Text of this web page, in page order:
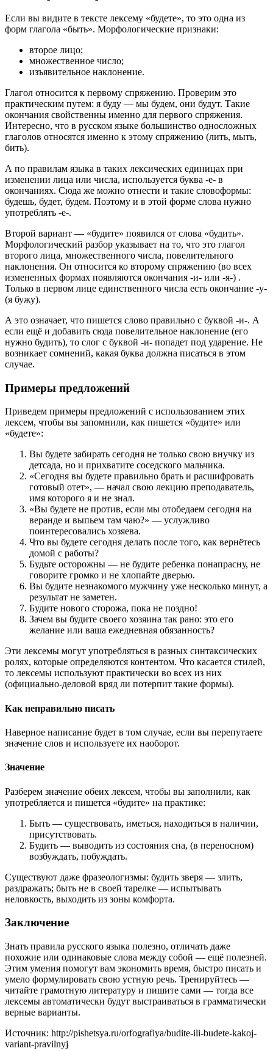
Если вы видите в тексте лексему «будете», то это одна из
форм глагола «быть». Морфологические признаки:
второе лицо;
множественное число;
изъявительное наклонение.
Глагол относится к первому спряжению. Проверим это
практическим путем: я буду — мы будем, они будут. Такие
окончания свойственны именно для первого спряжения.
Интересно, что в русском языке большинство односложных
глаголов относятся именно к этому спряжению (лить, мыть,
бить).
А по правилам языка в таких лексических единицах при
изменении лица или числа, используется буква -е- в
окончаниях. Сюда же можно отнести и такие словоформы:
будешь, будет, будем. Поэтому и в этой форме слова нужно
употреблять -е-.
Второй вариант — «будите» появился от слова «будить».
Морфологический разбор указывает на то, что это глагол
второго лица, множественного числа, повелительного
наклонения. Он относится ко второму спряжению (во всех
измененных формах появляются окончания -и- или -я-) .
Только в первом лице единственного числа есть окончание -у-
(я бужу).
А это означает, что пишется слово правильно с буквой -и-. А
если ещё и добавить сюда повелительное наклонение (его
нужно будить), то слог с буквой -и- попадет под ударение. Не
возникает сомнений, какая буква должна писаться в этом
случае.
Примеры предложений
Приведем примеры предложений с использованием этих
лексем, чтобы вы запомнили, как пишется «будите» или
«будете»:
Вы будете забирать сегодня не только свою внучку из
детсада, но и прихватите соседского мальчика.
«Сегодня вы будете правильно брать и расшифровать
готовый отет», — начал свою лекцию преподаватель,
имя которого я и не знал.
«Вы будете не против, если мы отобедаем сегодня на
веранде и выпьем там чаю?» — услужливо
поинтересовались хозяева.
Что вы будете сегодня делать после того, как вернётесь
домой с работы?
Будьте осторожны — не будите ребенка понапрасну, не
говорите громко и не хлопайте дверью.
Вы будите незнакомого мужчину уже несколько минут, а
результат не заметен.
Будите нового сторожа, пока не поздно!
Зачем вы будите своего хозяина так рано: это его
желание или ваша ежедневная обязанность?
Эти лексемы могут употребляться в разных синтаксических
ролях, которые определяются контентом. Что касается стилей,
то лексемы используют практически во всех из них
(официально-деловой вряд ли потерпит такие формы).
Как неправильно писать
Наверное написание будет в том случае, если вы перепутаете
значение слов и используете их наоборот.
Значение
Разберем значение обеих лексем, чтобы вы заполнили, как
употребляется и пишется «будите» на практике:
Быть — существовать, иметься, находиться в наличии,
присутствовать.
Будить — выводить из состояния сна, (в переносном)
возбуждать, побуждать.
Существуют даже фразеологизмы: будить зверя — злить,
раздражать; быть не в своей тарелке — испытывать
неловкость, выходить из зоны комфорта.
Заключение
Знать правила русского языка полезно, отличать даже
похожие или одинаковые слова между собой — ещё полезней.
Этим умения помогут вам экономить время, быстро писать и
умело формулировать свою устную речь. Тренируйтесь —
читайте грамотную литературу и пишите сами — тогда все
лексемы автоматически будут выстраиваться в грамматически
верные варианты.
Источник: http://pishetsya.ru/orfografiya/budite-ili-budete-kakoj-
variant-pravilnyj